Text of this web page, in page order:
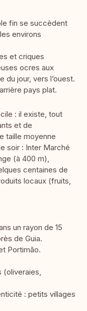
fin se succèdent
environs
et criques
ocres aux
du jour, vers l’ouest.
pays plat.
: il existe, tout
et de
taille moyenne
soir : Inter Marché
(à 400 m),
centaines de
locaux (fruits,
un rayon de 15
de Guia.
Portimão.
(oliveraies,
: petits villages